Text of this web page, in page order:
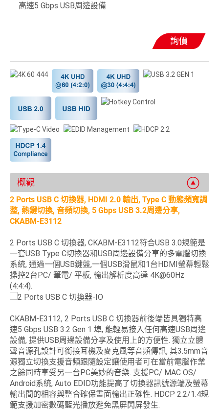
高速5 Gbps USB周邊設備
詢價
概觀
2 Ports USB C 切換器, HDMI 2.0 輸出, Type C 動態頻寬調
整, 熱鍵切換, 音頻切換, 5 Gbps USB 3.2周邊分享,
CKABM-E3112
2 Ports USB C 切換器, CKABM-E3112符合USB 3.0規範是
一套USB Type C切換器和USB周邊設備分享的多電腦切換
系統, 通過一個USB鍵盤,一個USB滑鼠和1台HDMI螢幕輕鬆
操控2台PC/ 筆電/ 平板, 輸出解析度高達 4K@60Hz
(4:4:4).
CKABM-E3112, 2 Ports USB C 切換器前後端皆具獨特高
速5 Gbps USB 3.2 Gen 1 埠, 能輕易接入任何高速USB周邊
設備, 提供USB周邊設備分享及使用上的方便性. 獨立立體
聲音源孔設計可銜接耳機及麥克風等音頻傳訊, 其3.5mm音
源獨立切換支援音頻跟隨設定讓使用者可在當前電腦作業
之餘同時享受另一台PC美妙的音樂. 支援PC/ MAC OS/
Android系統, Auto EDID功能提高了切換器訊號源端及螢幕
輸出間的相容與整合確保畫面輸出正確性. HDCP 2.2/1.4規
範支援加密數碼藍光播放避免黑屏閃屏發生.